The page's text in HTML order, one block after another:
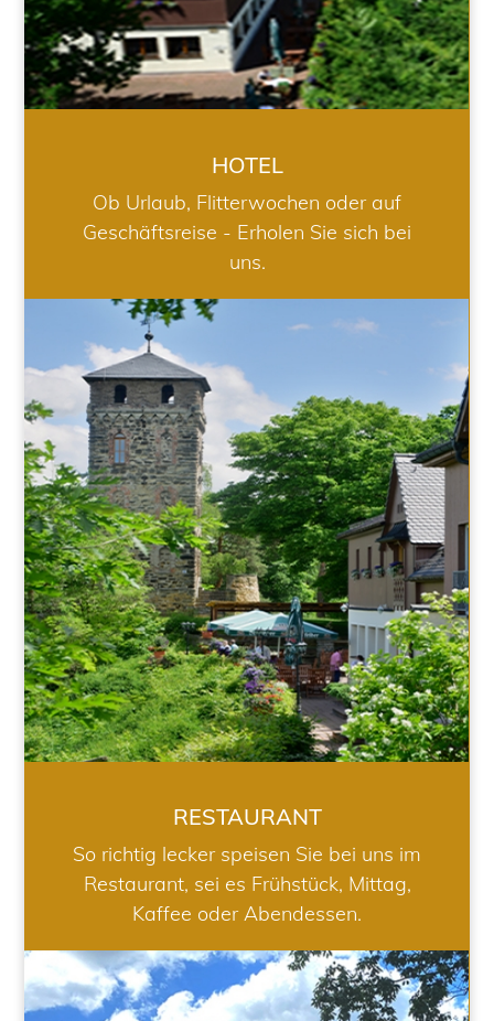
HOTEL
Ob Urlaub, Flitterwochen oder auf
Geschäftsreise - Erholen Sie sich bei
uns.
RESTAURANT
RESTAURANT
So richtig lecker speisen Sie bei uns im
Restaurant, sei es Frühstück, Mittag,
Kaffee oder Abendessen.